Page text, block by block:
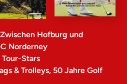
Hofburg und
Norderney
Stars
& Trolleys, 50 Jahre Golf